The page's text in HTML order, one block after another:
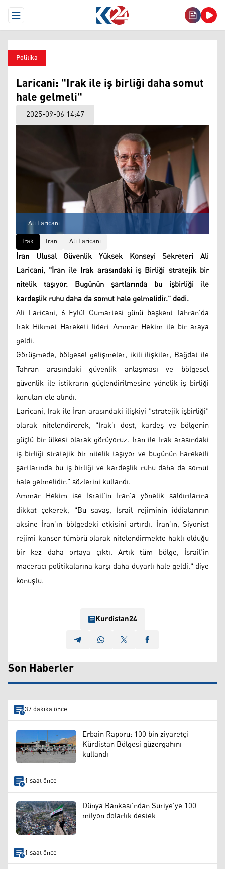
Open Menu
Politika
Laricani: "Irak ile iş birliği daha somut
hale gelmeli"
2025-09-06 14:47
Ali Laricani
Irak
İran Ali Laricani
İran Ulusal Güvenlik Yüksek Konseyi Sekreteri Ali
Laricani, "İran ile Irak arasındaki iş Birliği stratejik bir
nitelik taşıyor. Bugünün şartlarında bu işbirliği ile
kardeşlik ruhu daha da somut hale gelmelidir." dedi.
Ali Laricani, 6 Eylül Cumartesi günü başkent Tahran’da
Irak Hikmet Hareketi lideri Ammar Hekim ile bir araya
geldi.
Görüşmede, bölgesel gelişmeler, ikili ilişkiler, Bağdat ile
Tahran arasındaki güvenlik anlaşması ve bölgesel
güvenlik ile istikrarın güçlendirilmesine yönelik iş birliği
konuları ele alındı.
Laricani, Irak ile İran arasındaki ilişkiyi "stratejik işbirliği"
olarak nitelendirerek, "Irak’ı dost, kardeş ve bölgenin
güçlü bir ülkesi olarak görüyoruz. İran ile Irak arasındaki
iş birliği stratejik bir nitelik taşıyor ve bugünün hareketli
şartlarında bu iş birliği ve kardeşlik ruhu daha da somut
hale gelmelidir." sözlerini kullandı.
Ammar Hekim ise İsrail’in İran’a yönelik saldırılarına
dikkat çekerek, "Bu savaş, İsrail rejiminin iddialarının
aksine İran’ın bölgedeki etkisini artırdı. İran’ın, Siyonist
rejimi kanser tümörü olarak nitelendirmekte haklı olduğu
bir kez daha ortaya çıktı. Artık tüm bölge, İsrail’in
maceracı politikalarına karşı daha duyarlı hale geldi." diye
konuştu.
Kurdistan24
Son Haberler
37 dakika önce
Erbain Raporu: 100 bin ziyaretçi
Kürdistan Bölgesi güzergahını
kullandı
1 saat önce
Dünya Bankası’ndan Suriye’ye 100
milyon dolarlık destek
1 saat önce